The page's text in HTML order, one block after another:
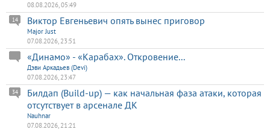
08.08.2026, 05:49
Виктор Евгеньевич опять вынес приговор
14
Major Just
07.08.2026, 23:51
«Динамо» - «Карабах». Откровение...
Дэви Аркадьев (Devi)
07.08.2026, 23:47
Билдап (Build-up) — как начальная фаза атаки, которая
отсутствует в арсенале ДК
34
Nauhnar
07.08.2026, 21:21